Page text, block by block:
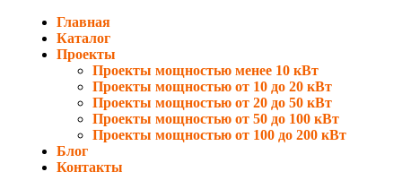
Главная
Каталог
Проекты
Проекты мощностью менее 10 кВт
Проекты мощностью от 10 до 20 кВт
Проекты мощностью от 20 до 50 кВт
Проекты мощностью от 50 до 100 кВт
Проекты мощностью от 100 до 200 кВт
Блог
Контакты